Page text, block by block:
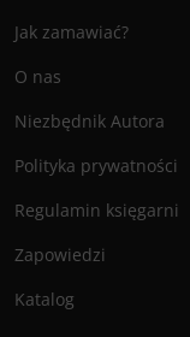
Jak zamawiać?
O nas
Niezbędnik Autora
Polityka prywatności
Regulamin księgarni
Zapowiedzi
Katalog